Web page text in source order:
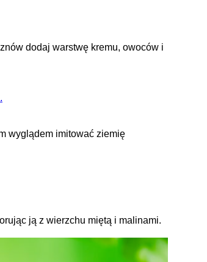
dodaj warstwę kremu, owoców i
wyglądem imitować ziemię
ją z wierzchu miętą i malinami.